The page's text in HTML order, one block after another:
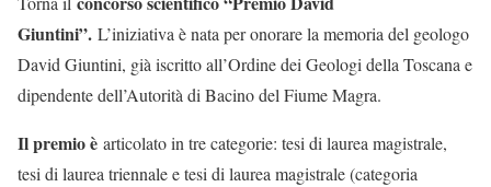
Giuntini”. L’iniziativa è nata per onorare la memoria del geologo
David Giuntini, già iscritto all’Ordine dei Geologi della Toscana e
dipendente dell’Autorità di Bacino del Fiume Magra.
Il premio è articolato in tre categorie: tesi di laurea magistrale,
tesi di laurea triennale e tesi di laurea magistrale (categoria